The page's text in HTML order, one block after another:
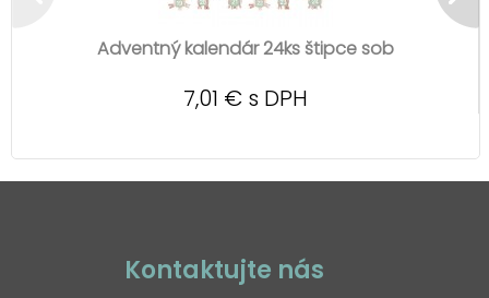
Adventný kalendár 24ks štipce sob
7,01 € s DPH
Kontaktujte nás